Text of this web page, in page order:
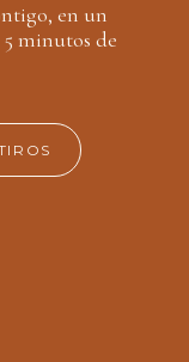
en un
minutos de